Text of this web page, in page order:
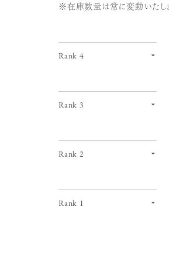
※在庫数量は常に変動いたし
Rank 4
Rank 3
Rank 2
Rank 1